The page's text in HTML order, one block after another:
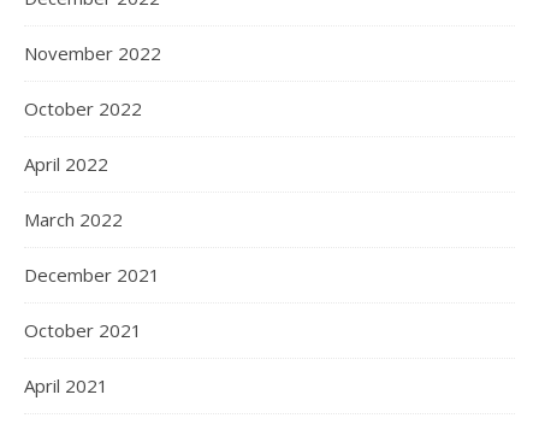
November 2022
October 2022
April 2022
March 2022
December 2021
October 2021
April 2021